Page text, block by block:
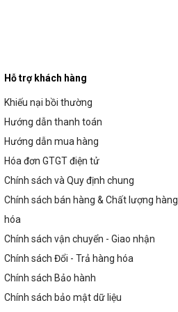
Hỗ trợ khách hàng
Khiếu nại bồi thường
Hướng dẫn thanh toán
Hướng dẫn mua hàng
Hóa đơn GTGT điện tử
Chính sách và Quy định chung
Chính sách bán hàng & Chất lượng hàng
hóa
Chính sách vận chuyển - Giao nhận
Chính sách Đổi - Trả hàng hóa
Chính sách Bảo hành
Chính sách bảo mật dữ liệu